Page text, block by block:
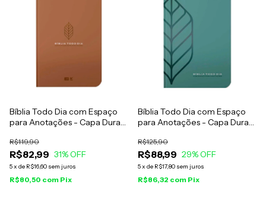
Bíblia Todo Dia com Espaço
para Anotações - Capa Dura
R$82,99
R$119,90
31% OFF
5x de R$16,60 sem juros
R$80,50 com Pix
Bíblia Todo Dia com Espaço
para Anotações - Capa Dura
R$88,99
R$125,90
29% OFF
5x de R$17,80 sem juros
R$86,32 com Pix